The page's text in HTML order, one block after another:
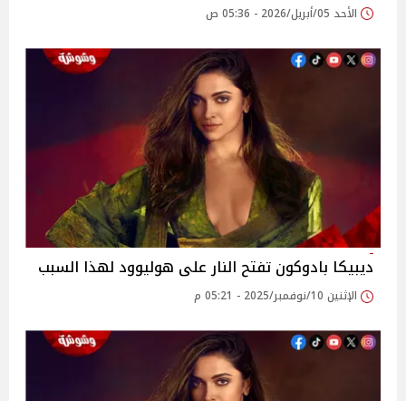
الأحد 05/أبريل/2026 - 05:36 ص
ديبيكا بادوكون تفتح النار على هوليوود لهذا السبب
الإثنين 10/نوفمبر/2025 - 05:21 م